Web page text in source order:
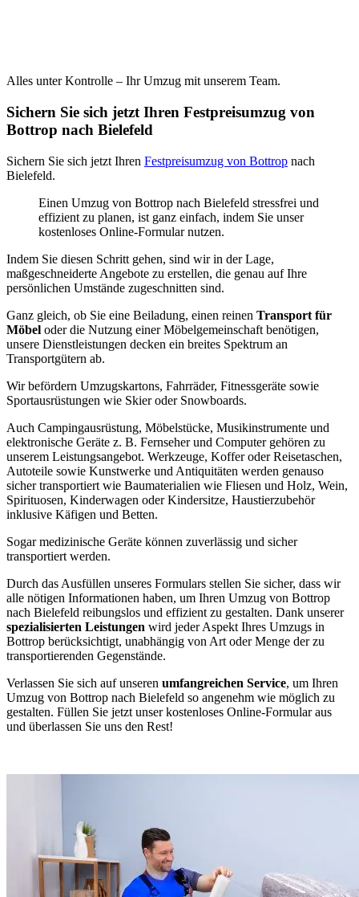
Alles unter Kontrolle – Ihr Umzug mit unserem Team.
Sichern Sie sich jetzt Ihren Festpreisumzug von
Bottrop nach Bielefeld
Sichern Sie sich jetzt Ihren Festpreisumzug von Bottrop nach
Bielefeld.
Einen Umzug von Bottrop nach Bielefeld stressfrei und
effizient zu planen, ist ganz einfach, indem Sie unser
kostenloses Online-Formular nutzen.
Indem Sie diesen Schritt gehen, sind wir in der Lage,
maßgeschneiderte Angebote zu erstellen, die genau auf Ihre
persönlichen Umstände zugeschnitten sind.
Ganz gleich, ob Sie eine Beiladung, einen reinen Transport für
Möbel oder die Nutzung einer Möbelgemeinschaft benötigen,
unsere Dienstleistungen decken ein breites Spektrum an
Transportgütern ab.
Wir befördern Umzugskartons, Fahrräder, Fitnessgeräte sowie
Sportausrüstungen wie Skier oder Snowboards.
Auch Campingausrüstung, Möbelstücke, Musikinstrumente und
elektronische Geräte z. B. Fernseher und Computer gehören zu
unserem Leistungsangebot. Werkzeuge, Koffer oder Reisetaschen,
Autoteile sowie Kunstwerke und Antiquitäten werden genauso
sicher transportiert wie Baumaterialien wie Fliesen und Holz, Wein,
Spirituosen, Kinderwagen oder Kindersitze, Haustierzubehör
inklusive Käfigen und Betten.
Sogar medizinische Geräte können zuverlässig und sicher
transportiert werden.
Durch das Ausfüllen unseres Formulars stellen Sie sicher, dass wir
alle nötigen Informationen haben, um Ihren Umzug von Bottrop
nach Bielefeld reibungslos und effizient zu gestalten. Dank unserer
spezialisierten Leistungen wird jeder Aspekt Ihres Umzugs in
Bottrop berücksichtigt, unabhängig von Art oder Menge der zu
transportierenden Gegenstände.
Verlassen Sie sich auf unseren umfangreichen Service, um Ihren
Umzug von Bottrop nach Bielefeld so angenehm wie möglich zu
gestalten. Füllen Sie jetzt unser kostenloses Online-Formular aus
und überlassen Sie uns den Rest!